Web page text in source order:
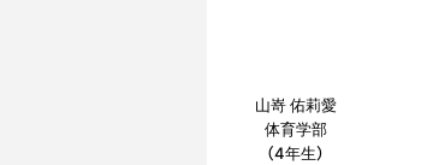
山嵜 佑莉愛
体育学部
（4年生）